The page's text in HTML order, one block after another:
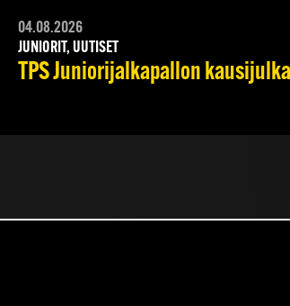
04.08.2026
JUNIORIT, UUTISET
TPS Juniorijalkapallon